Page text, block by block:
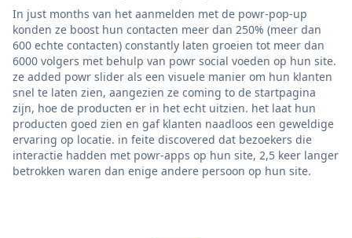
In just months van het aanmelden met de powr-pop-up
konden ze boost hun contacten meer dan 250% (meer dan
600 echte contacten) constantly laten groeien tot meer dan
6000 volgers met behulp van powr social voeden op hun site.
ze added powr slider als een visuele manier om hun klanten
snel te laten zien, aangezien ze coming to de startpagina
zijn, hoe de producten er in het echt uitzien. het laat hun
producten goed zien en gaf klanten naadloos een geweldige
ervaring op locatie. in feite discovered dat bezoekers die
interactie hadden met powr-apps op hun site, 2,5 keer langer
betrokken waren dan enige andere persoon op hun site.